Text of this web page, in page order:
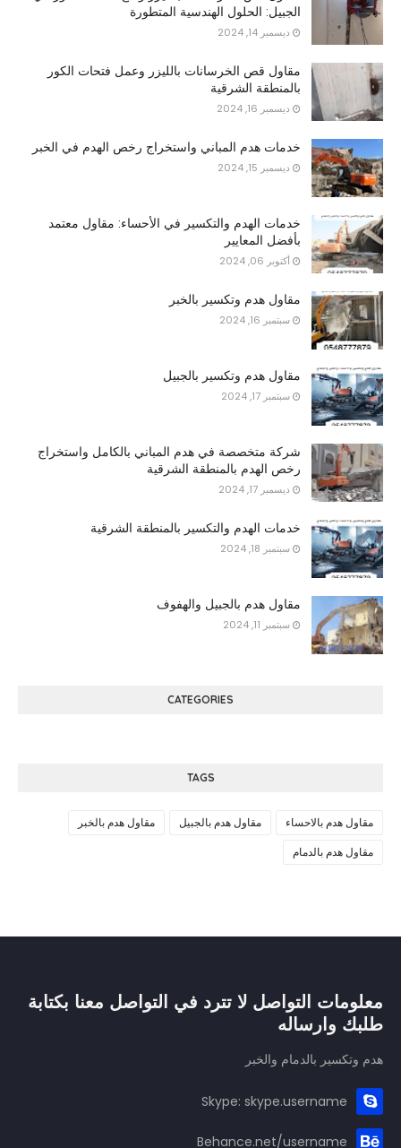
الجبيل: الحلول الهندسية المتطورة
ديسمبر 14, 2024
مقاول قص الخرسانات بالليزر وعمل فتحات الكور
بالمنطقة الشرقية
ديسمبر 16, 2024
خدمات هدم المباني واستخراج رخص الهدم في الخبر
ديسمبر 15, 2024
خدمات الهدم والتكسير في الأحساء: مقاول معتمد
بأفضل المعايير
أكتوبر 06, 2024
مقاول هدم وتكسير بالخبر
سبتمبر 16, 2024
مقاول هدم وتكسير بالجبيل
سبتمبر 17, 2024
شركة متخصصة في هدم المباني بالكامل واستخراج
رخص الهدم بالمنطقة الشرقية
ديسمبر 17, 2024
خدمات الهدم والتكسير بالمنطقة الشرقية
سبتمبر 18, 2024
مقاول هدم بالجبيل والهفوف
سبتمبر 11, 2024
CATEGORIES
TAGS
مقاول هدم بالاحساء مقاول هدم بالجبيل
مقاول هدم بالخبر
مقاول هدم بالدمام
معلومات التواصل لا تترد في التواصل معنا بكتابة
طلبك وارساله
هدم وتكسير بالدمام والخبر
Skype: skype.username
Behance.net/username